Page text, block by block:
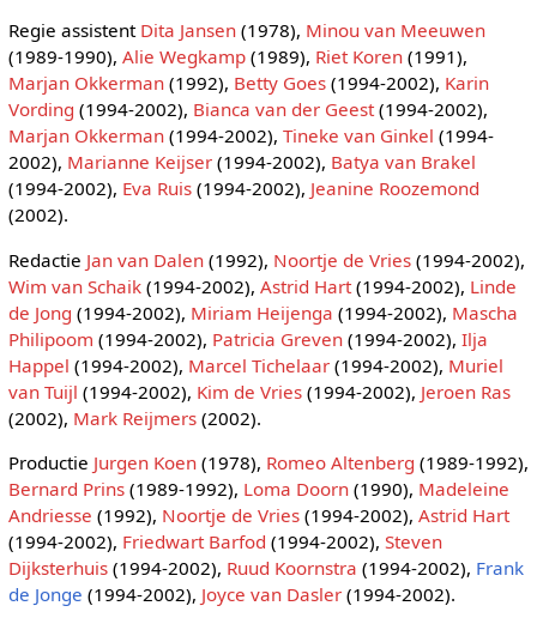
Regie assistent Dita Jansen(1978), Minou van Meeuwen
(1989-1990), Alie Wegkamp(1989), Riet Koren(1991),
Marjan Okkerman(1992), Betty Goes(1994-2002), Karin
Vording (1994-2002), Bianca van der Geest(1994-2002),
Marjan Okkerman(1994-2002), Tineke van Ginkel (1994-
2002), Marianne Keijser(1994-2002), Batya van Brakel
(1994-2002), Eva Ruis(1994-2002), Jeanine Roozemond
(2002).
Redactie Jan van Dalen(1992), Noortje de Vries(1994-2002),
Wim van Schaik(1994-2002), Astrid Hart(1994-2002), Linde
de Jong (1994-2002), Miriam Heijenga (1994-2002), Mascha
Philipoom (1994-2002), Patricia Greven(1994-2002), Ilja
Happel (1994-2002), Marcel Tichelaar(1994-2002), Muriel
van Tuijl (1994-2002), Kim de Vries(1994-2002), Jeroen Ras
(2002), Mark Reijmers(2002).
Productie Jurgen Koen(1978), Romeo Altenberg (1989-1992),
Bernard Prins(1989-1992), Loma Doorn(1990), Madeleine
Andriesse (1992), Noortje de Vries(1994-2002), Astrid Hart
(1994-2002), Friedwart Barfod (1994-2002), Steven
Dijksterhuis(1994-2002), Ruud Koornstra (1994-2002), Frank
de Jonge (1994-2002), Joyce van Dasler(1994-2002).